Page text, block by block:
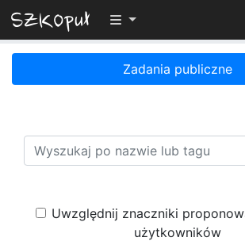
Przełącz widoczność
Zadania publiczne
Uwzględnij znaczniki
użytkowników